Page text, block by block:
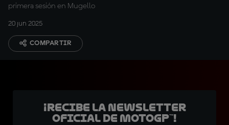
primera sesión en Mugello
20 jun 2025
COMPARTIR
¡Recibe la Newsletter
oficial de MotoGP™!